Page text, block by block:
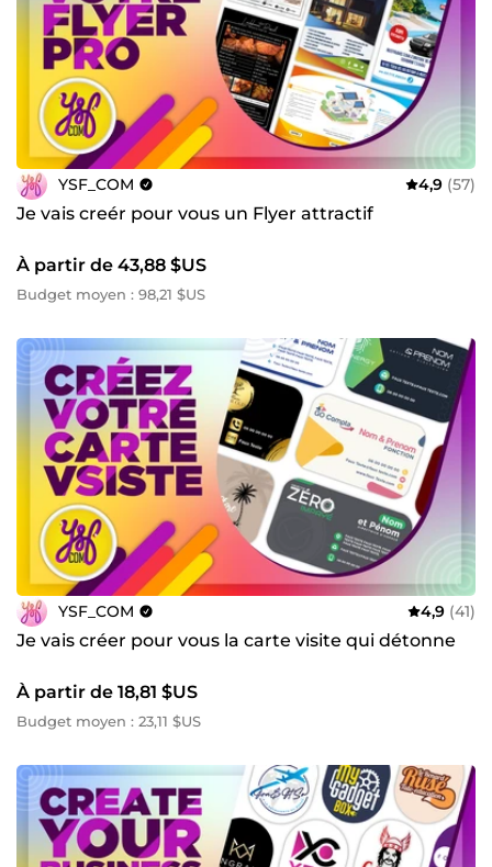
YSF_COM 4,9 (57)
Je vais creér pour vous un Flyer attractif
À partir de 43,88 $US
Budget moyen : 98,21 $US
YSF_COM 4,9 (41)
Je vais créer pour vous la carte visite qui détonne
À partir de 18,81 $US
Budget moyen : 23,11 $US